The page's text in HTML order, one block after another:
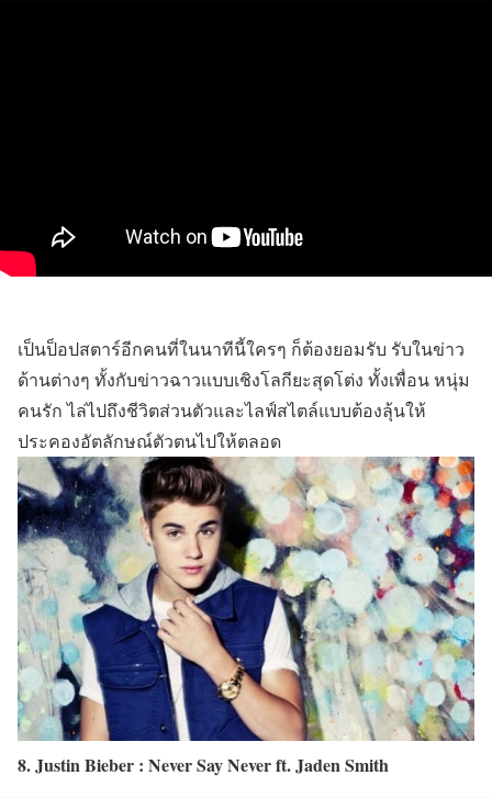
เป็นป็อปสตาร์อีกคนที่ในนาทีนี้ใครๆ ก็ต้องยอมรับ รับในข่าว
ด้านต่างๆ ทั้งกับข่าวฉาวแบบเชิงโลกียะสุดโต่ง ทั้งเพื่อน หนุ่ม
คนรัก ไล่ไปถึงชีวิตส่วนตัวและไลฟ์สไตล์แบบต้องลุ้นให้
ประคองอัตลักษณ์ตัวตนไปให้ตลอด
8. Justin Bieber : Never Say Never ft. Jaden Smith